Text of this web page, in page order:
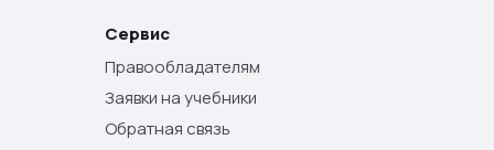
место, где можно бесплатно найти нужный учебник
лаборатория и интерактивный класс в одном окне.
Сервис
Правообладателям
Заявки на учебники
Обратная связь